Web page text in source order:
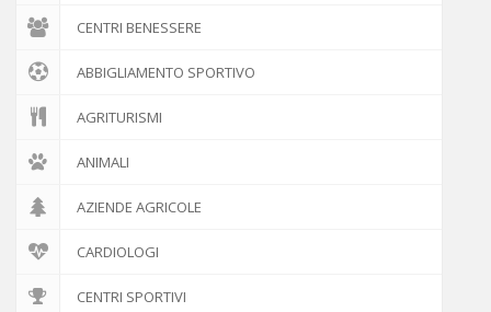
CENTRI BENESSERE
ABBIGLIAMENTO SPORTIVO
AGRITURISMI
ANIMALI
AZIENDE AGRICOLE
CARDIOLOGI
CENTRI SPORTIVI